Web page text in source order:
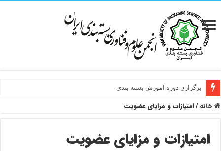
برگزاری دوره آموزش بسته بندی
خانه /امتیازات و مزایای عضویت
امتیازات و مزایای عضویت